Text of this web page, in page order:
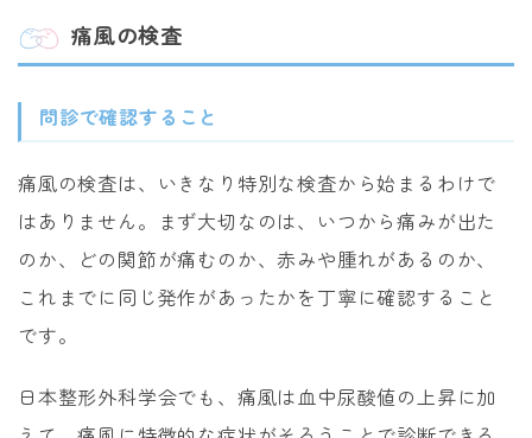
痛風の検査
問診で確認すること
痛風の検査は、いきなり特別な検査から始まるわけで
はありません。まず大切なのは、いつから痛みが出た
のか、どの関節が痛むのか、赤みや腫れがあるのか、
これまでに同じ発作があったかを丁寧に確認すること
です。
日本整形外科学会でも、痛風は血中尿酸値の上昇に加